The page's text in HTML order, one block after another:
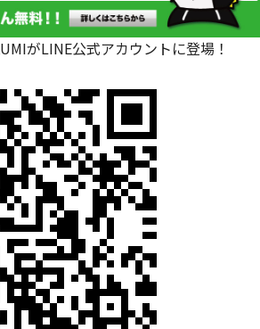
がLINE公式アカウントに登場！